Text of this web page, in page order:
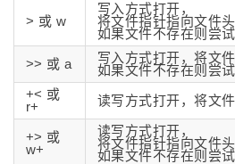
> 或 w
写入方式打开，
将文件指针指向文件
如果文件不存在则尝试
>> 或 a
写入方式打开，将文
如果文件不存在则尝试
+< 或
r+
读写方式打开，将文
+> 或
w+
读写方式打开，
将文件指针指向文件
如果文件不存在则尝试